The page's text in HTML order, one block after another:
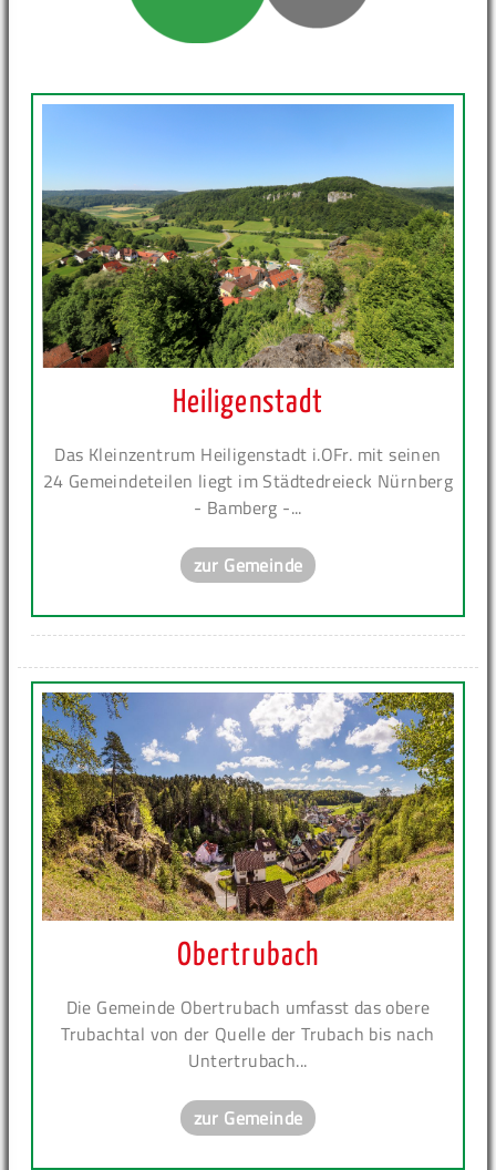
Heiligenstadt
Das Kleinzentrum Heiligenstadt i.OFr. mit seinen
24 Gemeindeteilen liegt im Städtedreieck Nürnberg
- Bamberg -...
zur Gemeinde
Obertrubach
Die Gemeinde Obertrubach umfasst das obere
Trubachtal von der Quelle der Trubach bis nach
Untertrubach...
zur Gemeinde